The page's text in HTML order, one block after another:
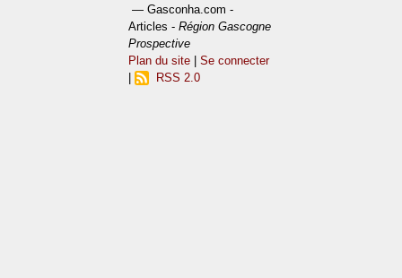
— Gasconha.com -
Articles -Région Gascogne
Prospective
Plan du site |Se connecter
RSS 2.0